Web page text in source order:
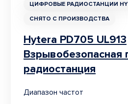
ЦИФРОВЫЕ РАДИОСТАНЦИИ
СНЯТО С ПРОИЗВОДСТВА
Hytera PD705 UL913
Взрывобезопасная
радиостанция
Диапазон частот